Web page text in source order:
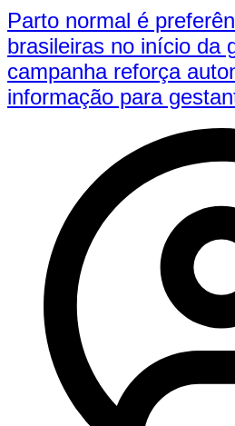
Parto normal é
brasileiras no início da
campanha reforça
informação para